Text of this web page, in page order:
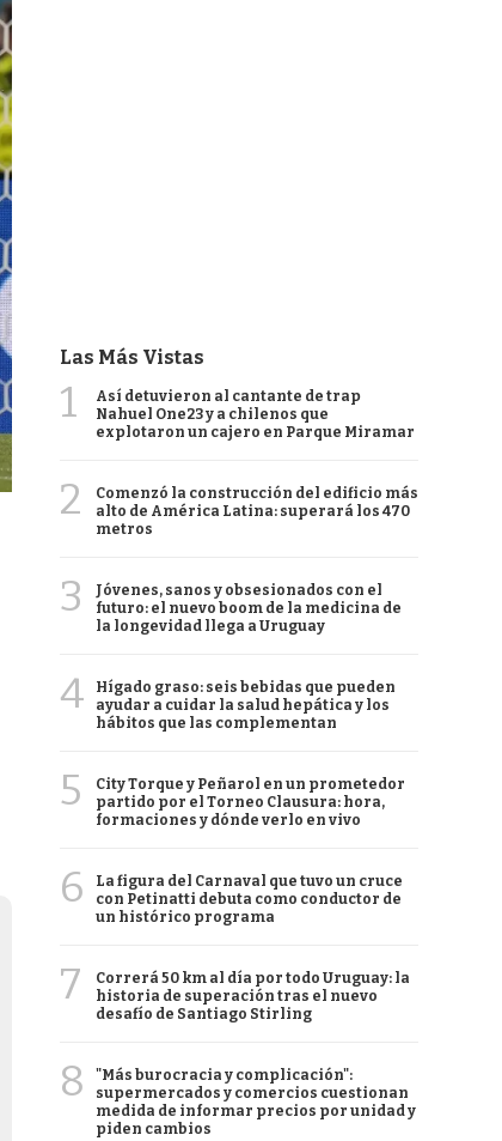
Las Más Vistas
1
Así detuvieron al cantante de trap
Nahuel One23 y a chilenos que
explotaron un cajero en Parque Miramar
2
Comenzó la construcción del edificio más
alto de América Latina: superará los 470
metros
3
Jóvenes, sanos y obsesionados con el
futuro: el nuevo boom de la medicina de
la longevidad llega a Uruguay
4
Hígado graso: seis bebidas que pueden
ayudar a cuidar la salud hepática y los
hábitos que las complementan
5
City Torque y Peñarol en un prometedor
partido por el Torneo Clausura: hora,
formaciones y dónde verlo en vivo
6
La figura del Carnaval que tuvo un cruce
con Petinatti debuta como conductor de
un histórico programa
7
Correrá 50 km al día por todo Uruguay: la
historia de superación tras el nuevo
desafío de Santiago Stirling
8
"Más burocracia y complicación":
supermercados y comercios cuestionan
medida de informar precios por unidad y
piden cambios